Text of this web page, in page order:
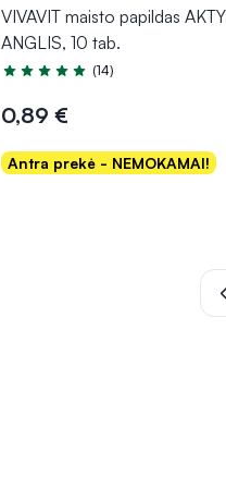
VIVAVIT maisto papildas
ANGLIS, 10 tab.
Įvertinimas 5.0 iš 5
(14)
0,89 €
Antra prekė - NEMOKAMAI!
Į krepšelį